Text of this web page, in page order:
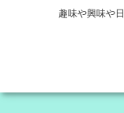
趣味や興味や